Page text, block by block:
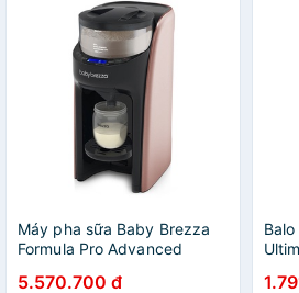
Máy pha sữa Baby Brezza
Formula Pro Advanced
5.570.700 đ